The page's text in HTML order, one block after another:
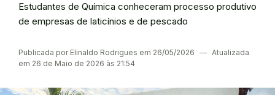
Estudantes de Química conheceram processo produtivo
de empresas de laticínios e de pescado
Publicada por Elinaldo Rodrigues em 26/05/2026 ― Atualizada
em 26 de Maio de 2026 às 21:54